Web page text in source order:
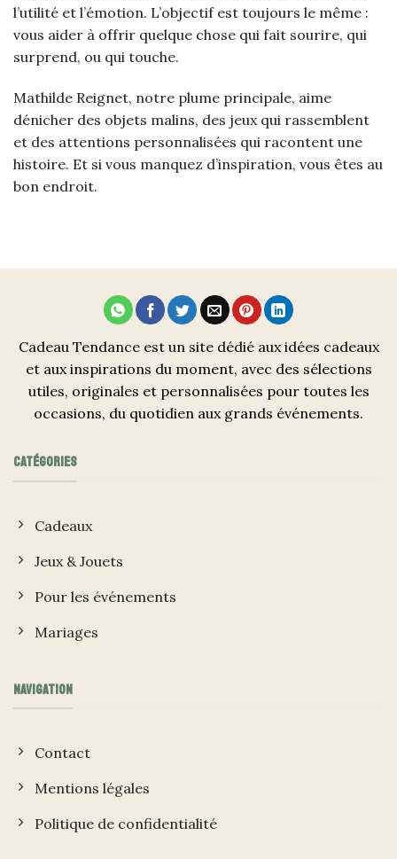
l’utilité et l’émotion. L’objectif est toujours le même :
vous aider à offrir quelque chose qui fait sourire, qui
surprend, ou qui touche.
Mathilde Reignet, notre plume principale, aime
dénicher des objets malins, des jeux qui rassemblent
et des attentions personnalisées qui racontent une
histoire. Et si vous manquez d’inspiration, vous êtes au
bon endroit.
Cadeau Tendance est un site dédié aux idées cadeaux
et aux inspirations du moment, avec des sélections
utiles, originales et personnalisées pour toutes les
occasions, du quotidien aux grands événements.
CATÉGORIES
Cadeaux
Jeux & Jouets
Pour les événements
Mariages
NAVIGATION
Contact
Mentions légales
Politique de confidentialité